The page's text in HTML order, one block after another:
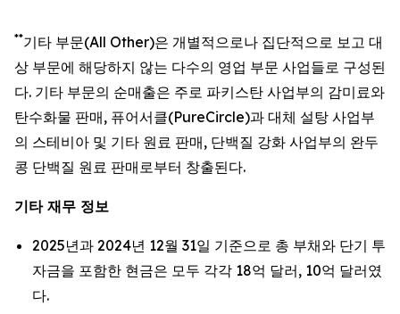
**기타 부문(All Other)은 개별적으로나 집단적으로 보고 대
상 부문에 해당하지 않는 다수의 영업 부문 사업들로 구성된
다. 기타 부문의 순매출은 주로 파키스탄 사업부의 감미료와
탄수화물 판매, 퓨어서클(PureCircle)과 대체 설탕 사업부
의 스테비아 및 기타 원료 판매, 단백질 강화 사업부의 완두
콩 단백질 원료 판매로부터 창출된다.
기타 재무 정보
2025년과 2024년 12월 31일 기준으로 총 부채와 단기 투
자금을 포함한 현금은 모두 각각 18억 달러, 10억 달러였
다.